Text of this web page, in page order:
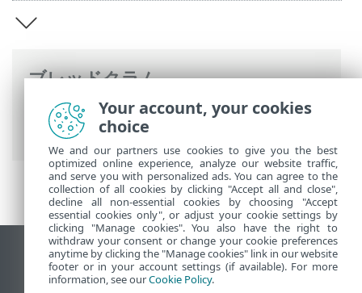
ブレッドクラム
ESETオンラインヘルプ>ESET Endpoint
Antivirus for Linux
デスクトップサイトの表示
End of Life
Your account, your cookies
choice
We and our partners use cookies to give you the best
optimized online experience, analyze our website traffic,
and serve you with personalized ads. You can agree to the
collection of all cookies by clicking "Accept all and close",
decline all non-essential cookies by choosing "Accept
essential cookies only", or adjust your cookie settings by
clicking "Manage cookies". You also have the right to
withdraw your consent or change your cookie preferences
anytime by clicking the "Manage cookies" link in our website
footer or in your account settings (if available). For more
information, see ourCookie Policy.